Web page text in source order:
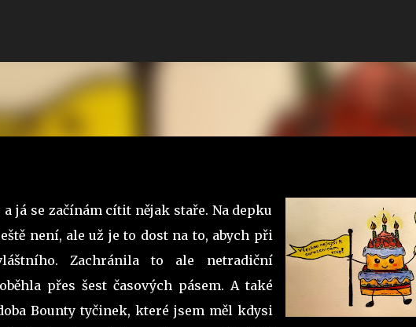
já se začínám cítit nějak staře. Na depku
není, ale už je to dost na to, abych při
Zachránila to ale netradiční
přes šest časových pásem. A také
Bounty tyčinek, které jsem měl kdysi